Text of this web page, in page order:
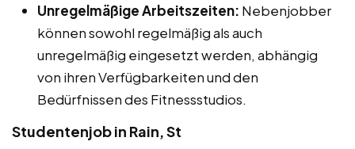
Unregelmäßige Arbeitszeiten: Nebenjobber
können sowohl regelmäßig als auch
unregelmäßig eingesetzt werden, abhängig
von ihren Verfügbarkeiten und den
Bedürfnissen des Fitnessstudios.
Studentenjob in Rain, St